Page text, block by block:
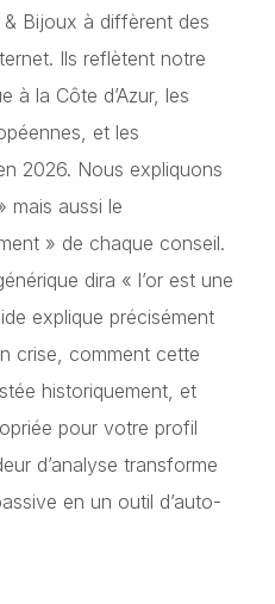
Bijoux à diffèrent des
Ils reflètent notre
à la Côte d’Azur, les
et les
2026. Nous expliquons
mais aussi le
» de chaque conseil.
dira « l’or est une
explique précisément
crise, comment cette
historiquement, et
pour votre profil
d’analyse transforme
en un outil d’auto-